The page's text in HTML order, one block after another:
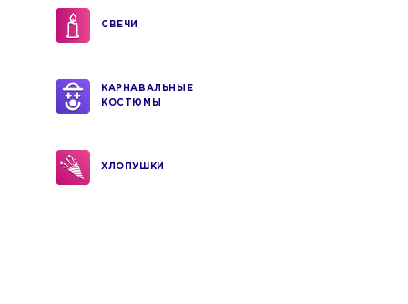
СВЕЧИ
КАРНАВАЛЬНЫЕ
КОСТЮМЫ
ХЛОПУШКИ